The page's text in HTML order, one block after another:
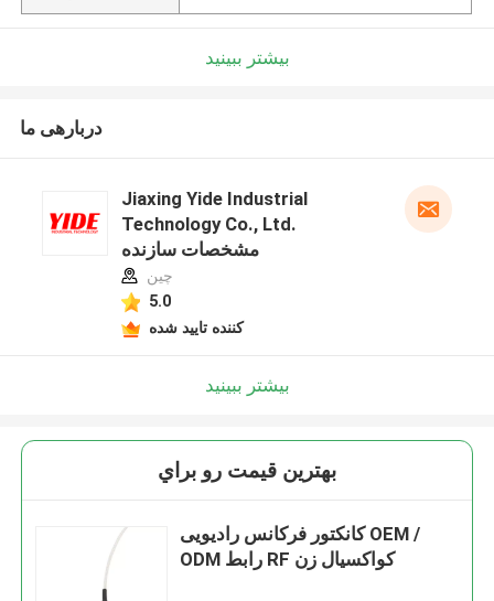
بیشتر ببینید
دربارهی ما
Jiaxing Yide Industrial
Technology Co., Ltd.
مشخصات سازنده
چین
5.0
کننده تایید شده
بیشتر ببینید
بهترين قيمت رو براي
کانکتور فرکانس رادیویی OEM /
ODM رابط RF کواکسیال زن